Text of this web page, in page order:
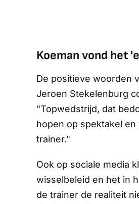
Koeman vond het
De positieve woorden
Jeroen Stekelenburg
"Topwedstrijd, dat
hopen op spektakel
trainer."
Ook op sociale media
wisselbeleid en het in
de trainer de realiteit